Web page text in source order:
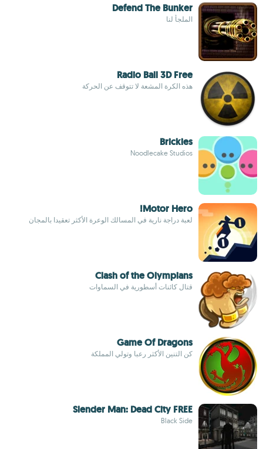
Defend The Bunker
الملجأ لنا
Radio Ball 3D Free
هذه الكرة المشعة لا تتوقف عن الحركة
Brickies
Noodlecake Studios
Motor Hero!
لعبة دراجة نارية في المسالك الوعرة الأكثر تعقيدا بالمجان
Clash of the Olympians
قتال كائنات أسطورية في السماوات
Game Of Dragons
كن التنين الأكثر رعبا وتولي المملكة
Slender Man: Dead City FREE
Black Side